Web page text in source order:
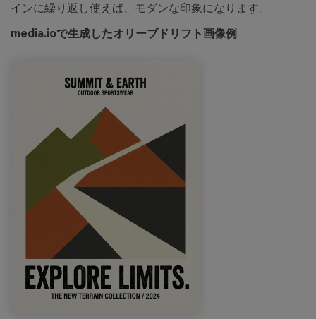
インに繰り返し使えば、モダンな印象になります。
media.ioで生成したオリーブドリフト画像例